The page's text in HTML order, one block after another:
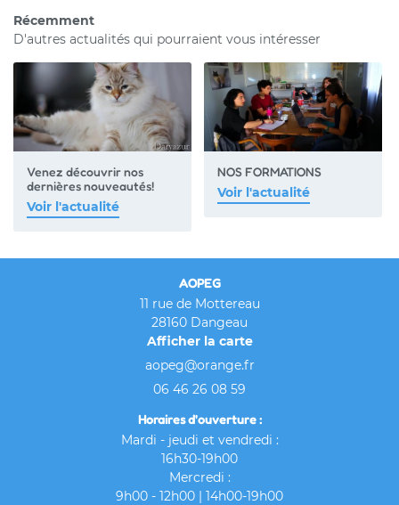
Actualités
Contact
Récemment
D'autres actualités qui pourraient vous intéresser
Venez découvrir nos
dernières nouveautés!
Voir l'actualité
NOS FORMATIONS
Voir l'actualité
AOPEG
11 rue de Mottereau
28160 Dangeau
Afficher la carte
06 46 26 08 59
Horaires d'ouverture :
Mardi - jeudi et vendredi :
16h30-19h00
Mercredi :
9h00 - 12h00 | 14h00-19h00